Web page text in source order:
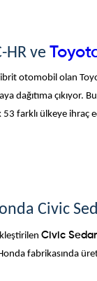
HR ve
otomobil olan
dağıtıma çıkıyor.
farklı ülkeye ihraç
Civic
Civic
fabrikasında